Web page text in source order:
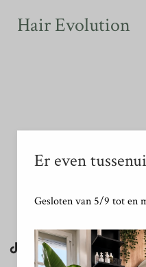
Hair Evolution
Er even
Gesloten van 5/9 tot en